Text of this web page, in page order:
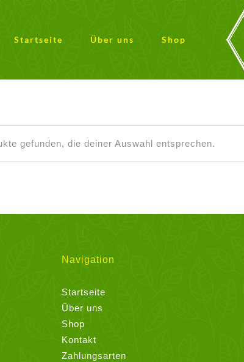
Startseite Über uns Shop
gefunden, die deiner Auswahl entsprechen.
Navigation
Startseite
Über uns
Shop
Kontakt
Zahlungsarten